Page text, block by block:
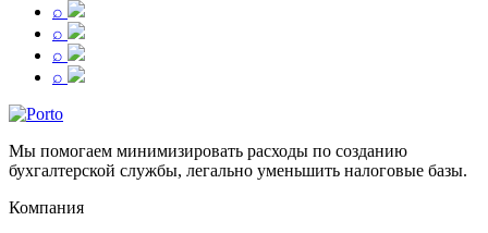
⌕
⌕
⌕
⌕
Мы помогаем минимизировать расходы по созданию
бухгалтерской службы, легально уменьшить налоговые базы.
Компания